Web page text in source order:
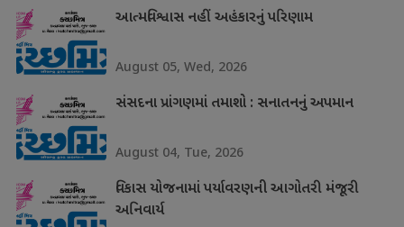
આત્મવિશ્વાસ નહીં અહંકારનું પરિણામ
August 05, Wed, 2026
સંસદના પ્રાંગણમાં તમાશો : સનાતનનું અપમાન
August 04, Tue, 2026
વિકાસ યોજનામાં પર્યાવરણની આગોતરી મંજૂરી
અનિવાર્ય